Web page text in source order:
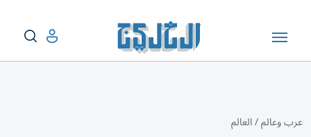
عرب وعالم/العالم